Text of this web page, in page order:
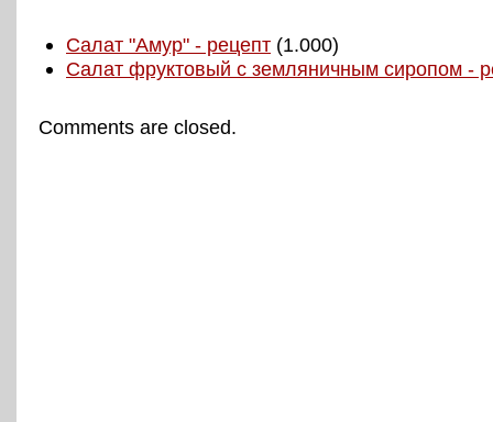
Салат "Амур" - рецепт (1.000)
Салат фруктовый с земляничным сиропом -
Comments are closed.